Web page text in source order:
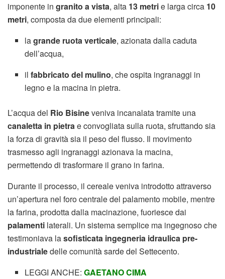
imponente in granito a vista, alta 13 metrie larga circa 10
metri, composta da due elementi principali:
lagrande ruota verticale, azionata dalla caduta
dell’acqua,
ilfabbricato del mulino, che ospita ingranaggi in
legno e la macina in pietra.
L’acqua del Rio Bisineveniva incanalata tramite una
canaletta in pietrae convogliata sulla ruota, sfruttando sia
la forza di gravità sia il peso del flusso. Il movimento
trasmesso agli ingranaggi azionava la macina,
permettendo di trasformare il grano in farina.
Durante il processo, il cereale veniva introdotto attraverso
un’apertura nel foro centrale del palamento mobile, mentre
la farina, prodotta dalla macinazione, fuoriesce dai
palamenti laterali. Un sistema semplice ma ingegnoso che
testimoniava lasofisticata ingegneria idraulica pre-
industrialedelle comunità sarde del Settecento.
LEGGI ANCHE:GAETANO CIMA